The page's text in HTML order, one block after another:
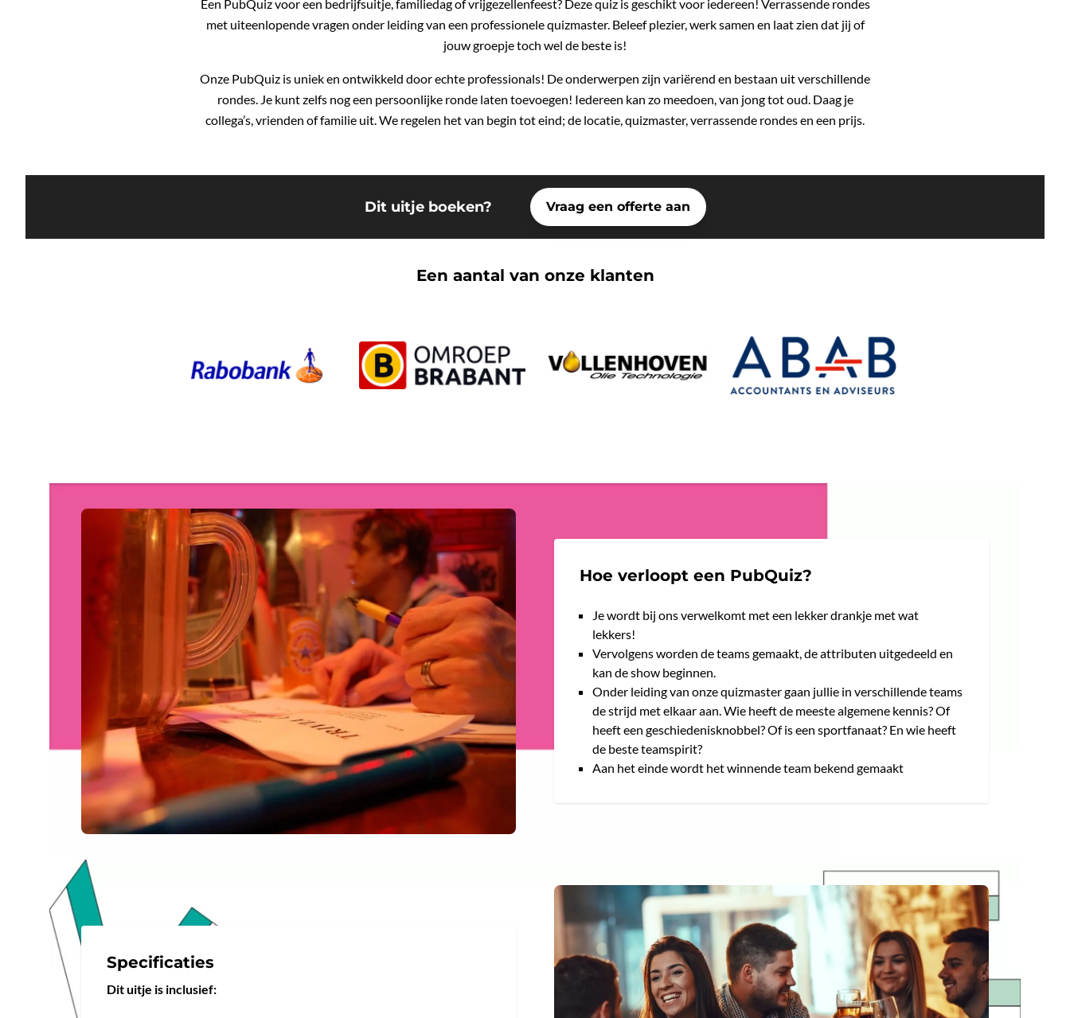
Een PubQuiz voor een bedrijfsuitje, familiedag of vrijgezellenfeest? Deze quiz is geschikt voor iedereen! Verrassende rondes
met uiteenlopende vragen onder leiding van een professionele quizmaster. Beleef plezier, werk samen en laat zien dat jij of
jouw groepje toch wel de beste is!
Onze PubQuiz is uniek en ontwikkeld door echte professionals! De onderwerpen zijn variërend en bestaan uit verschillende
rondes. Je kunt zelfs nog een persoonlijke ronde laten toevoegen! Iedereen kan zo meedoen, van jong tot oud. Daag je
collega’s, vrienden of familie uit. We regelen het van begin tot eind; de locatie, quizmaster, verrassende rondes en een prijs.
Dit uitje boeken? Vraag een offerte aan
Een aantal van onze klanten
Hoe verloopt een PubQuiz?
Je wordt bij ons verwelkomt met een lekker drankje met wat
lekkers!
Vervolgens worden de teams gemaakt, de attributen uitgedeeld en
kan de show beginnen.
Onder leiding van onze quizmaster gaan jullie in verschillende teams
de strijd met elkaar aan. Wie heeft de meeste algemene kennis? Of
heeft een geschiedenisknobbel? Of is een sportfanaat? En wie heeft
de beste teamspirit?
Aan het einde wordt het winnende team bekend gemaakt
Specificaties
Dit uitje is inclusief: